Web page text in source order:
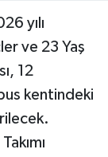
yılı
ve 23 Yaş
12
kentindeki